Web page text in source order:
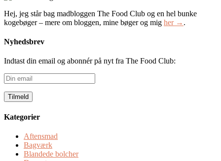
Hej, jeg står bag madbloggen The Food Club og en hel bunke
kogebøger – mere om bloggen, mine bøger og mig her → .
Nyhedsbrev
Indtast din email og abonnér på nyt fra The Food Club:
Din
email
Kategorier
Aftensmad
Bagværk
Blandede bolcher